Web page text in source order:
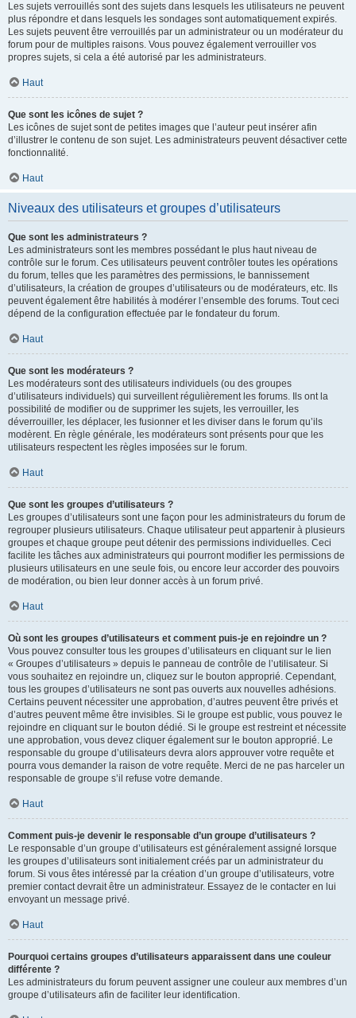
Les sujets verrouillés sont des sujets dans lesquels les utilisateurs ne peuvent
plus répondre et dans lesquels les sondages sont automatiquement expirés.
Les sujets peuvent être verrouillés par un administrateur ou un modérateur du
forum pour de multiples raisons. Vous pouvez également verrouiller vos
propres sujets, si cela a été autorisé par les administrateurs.
Haut
Que sont les icônes de sujet ?
Les icônes de sujet sont de petites images que l’auteur peut insérer afin
d’illustrer le contenu de son sujet. Les administrateurs peuvent désactiver cette
fonctionnalité.
Haut
Niveaux des utilisateurs et groupes d’utilisateurs
Que sont les administrateurs ?
Les administrateurs sont les membres possédant le plus haut niveau de
contrôle sur le forum. Ces utilisateurs peuvent contrôler toutes les opérations
du forum, telles que les paramètres des permissions, le bannissement
d’utilisateurs, la création de groupes d’utilisateurs ou de modérateurs, etc. Ils
peuvent également être habilités à modérer l’ensemble des forums. Tout ceci
dépend de la configuration effectuée par le fondateur du forum.
Haut
Que sont les modérateurs ?
Les modérateurs sont des utilisateurs individuels (ou des groupes
d’utilisateurs individuels) qui surveillent régulièrement les forums. Ils ont la
possibilité de modifier ou de supprimer les sujets, les verrouiller, les
déverrouiller, les déplacer, les fusionner et les diviser dans le forum qu’ils
modèrent. En règle générale, les modérateurs sont présents pour que les
utilisateurs respectent les règles imposées sur le forum.
Haut
Que sont les groupes d’utilisateurs ?
Les groupes d’utilisateurs sont une façon pour les administrateurs du forum de
regrouper plusieurs utilisateurs. Chaque utilisateur peut appartenir à plusieurs
groupes et chaque groupe peut détenir des permissions individuelles. Ceci
facilite les tâches aux administrateurs qui pourront modifier les permissions de
plusieurs utilisateurs en une seule fois, ou encore leur accorder des pouvoirs
de modération, ou bien leur donner accès à un forum privé.
Haut
Où sont les groupes d’utilisateurs et comment puis-je en rejoindre un ?
Vous pouvez consulter tous les groupes d’utilisateurs en cliquant sur le lien
« Groupes d’utilisateurs » depuis le panneau de contrôle de l’utilisateur. Si
vous souhaitez en rejoindre un, cliquez sur le bouton approprié. Cependant,
tous les groupes d’utilisateurs ne sont pas ouverts aux nouvelles adhésions.
Certains peuvent nécessiter une approbation, d’autres peuvent être privés et
d’autres peuvent même être invisibles. Si le groupe est public, vous pouvez le
rejoindre en cliquant sur le bouton dédié. Si le groupe est restreint et nécessite
une approbation, vous devez cliquer également sur le bouton approprié. Le
responsable du groupe d’utilisateurs devra alors approuver votre requête et
pourra vous demander la raison de votre requête. Merci de ne pas harceler un
responsable de groupe s’il refuse votre demande.
Haut
Comment puis-je devenir le responsable d’un groupe d’utilisateurs ?
Le responsable d’un groupe d’utilisateurs est généralement assigné lorsque
les groupes d’utilisateurs sont initialement créés par un administrateur du
forum. Si vous êtes intéressé par la création d’un groupe d’utilisateurs, votre
premier contact devrait être un administrateur. Essayez de le contacter en lui
envoyant un message privé.
Haut
Pourquoi certains groupes d’utilisateurs apparaissent dans une couleur
différente ?
Les administrateurs du forum peuvent assigner une couleur aux membres d’un
groupe d’utilisateurs afin de faciliter leur identification.